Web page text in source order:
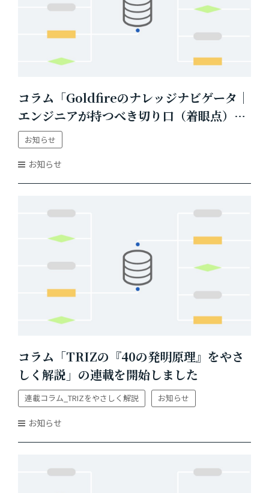
コラム「Goldfireのナレッジナビゲータ｜
エンジニアが持つべき切り口（着眼点）か
ら情報・ナレッジにアクセスする」を掲載
しました
お知らせ
お知らせ
コラム「TRIZの『40の発明原理』をやさ
しく解説」の連載を開始しました
連載コラム_TRIZをやさしく解説 お知らせ
お知らせ